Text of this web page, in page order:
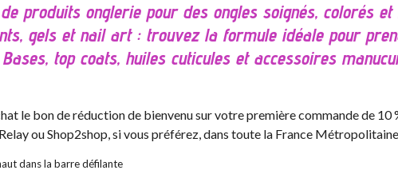
produits onglerie pour des ongles soignés, colorés
gels et nail art : trouvez la formule idéale pour
top coats, huiles cuticules et accessoires
le bon de réduction de bienvenu sur votre première commande de
ou Shop2shop, si vous préférez, dans toute la France
dans la barre défilante